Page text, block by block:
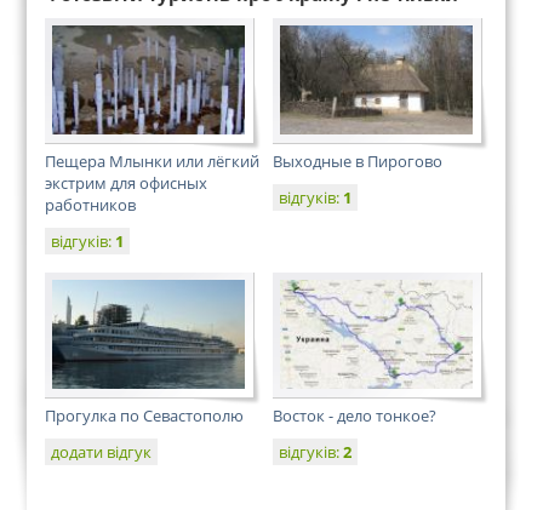
Пещера Млынки или лёгкий
экстрим для офисных
работников
відгуків: 1
Выходные в Пирогово
відгуків: 1
Прогулка по Севастополю
додати відгук
Восток - дело тонкое?
відгуків:2